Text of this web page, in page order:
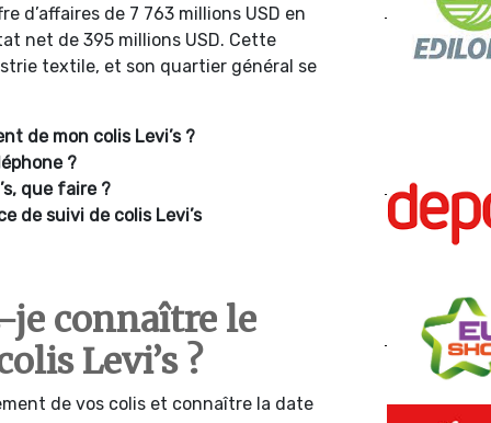
d’affaires de 7 763 millions USD en
net de 395 millions USD. Cette
textile, et son quartier général se
de mon colis Levi’s ?
?
que faire ?
de suivi de colis Levi’s
je connaître le
Levi’s ?
de vos colis et connaître la date